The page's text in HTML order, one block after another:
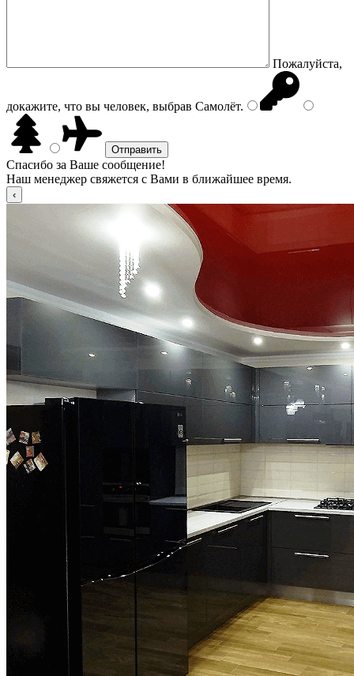
Пожалуйста,
докажите, что вы человек, выбрав Самолёт.
Спасибо за Ваше сообщение!
Наш менеджер свяжется с Вами в ближайшее время.